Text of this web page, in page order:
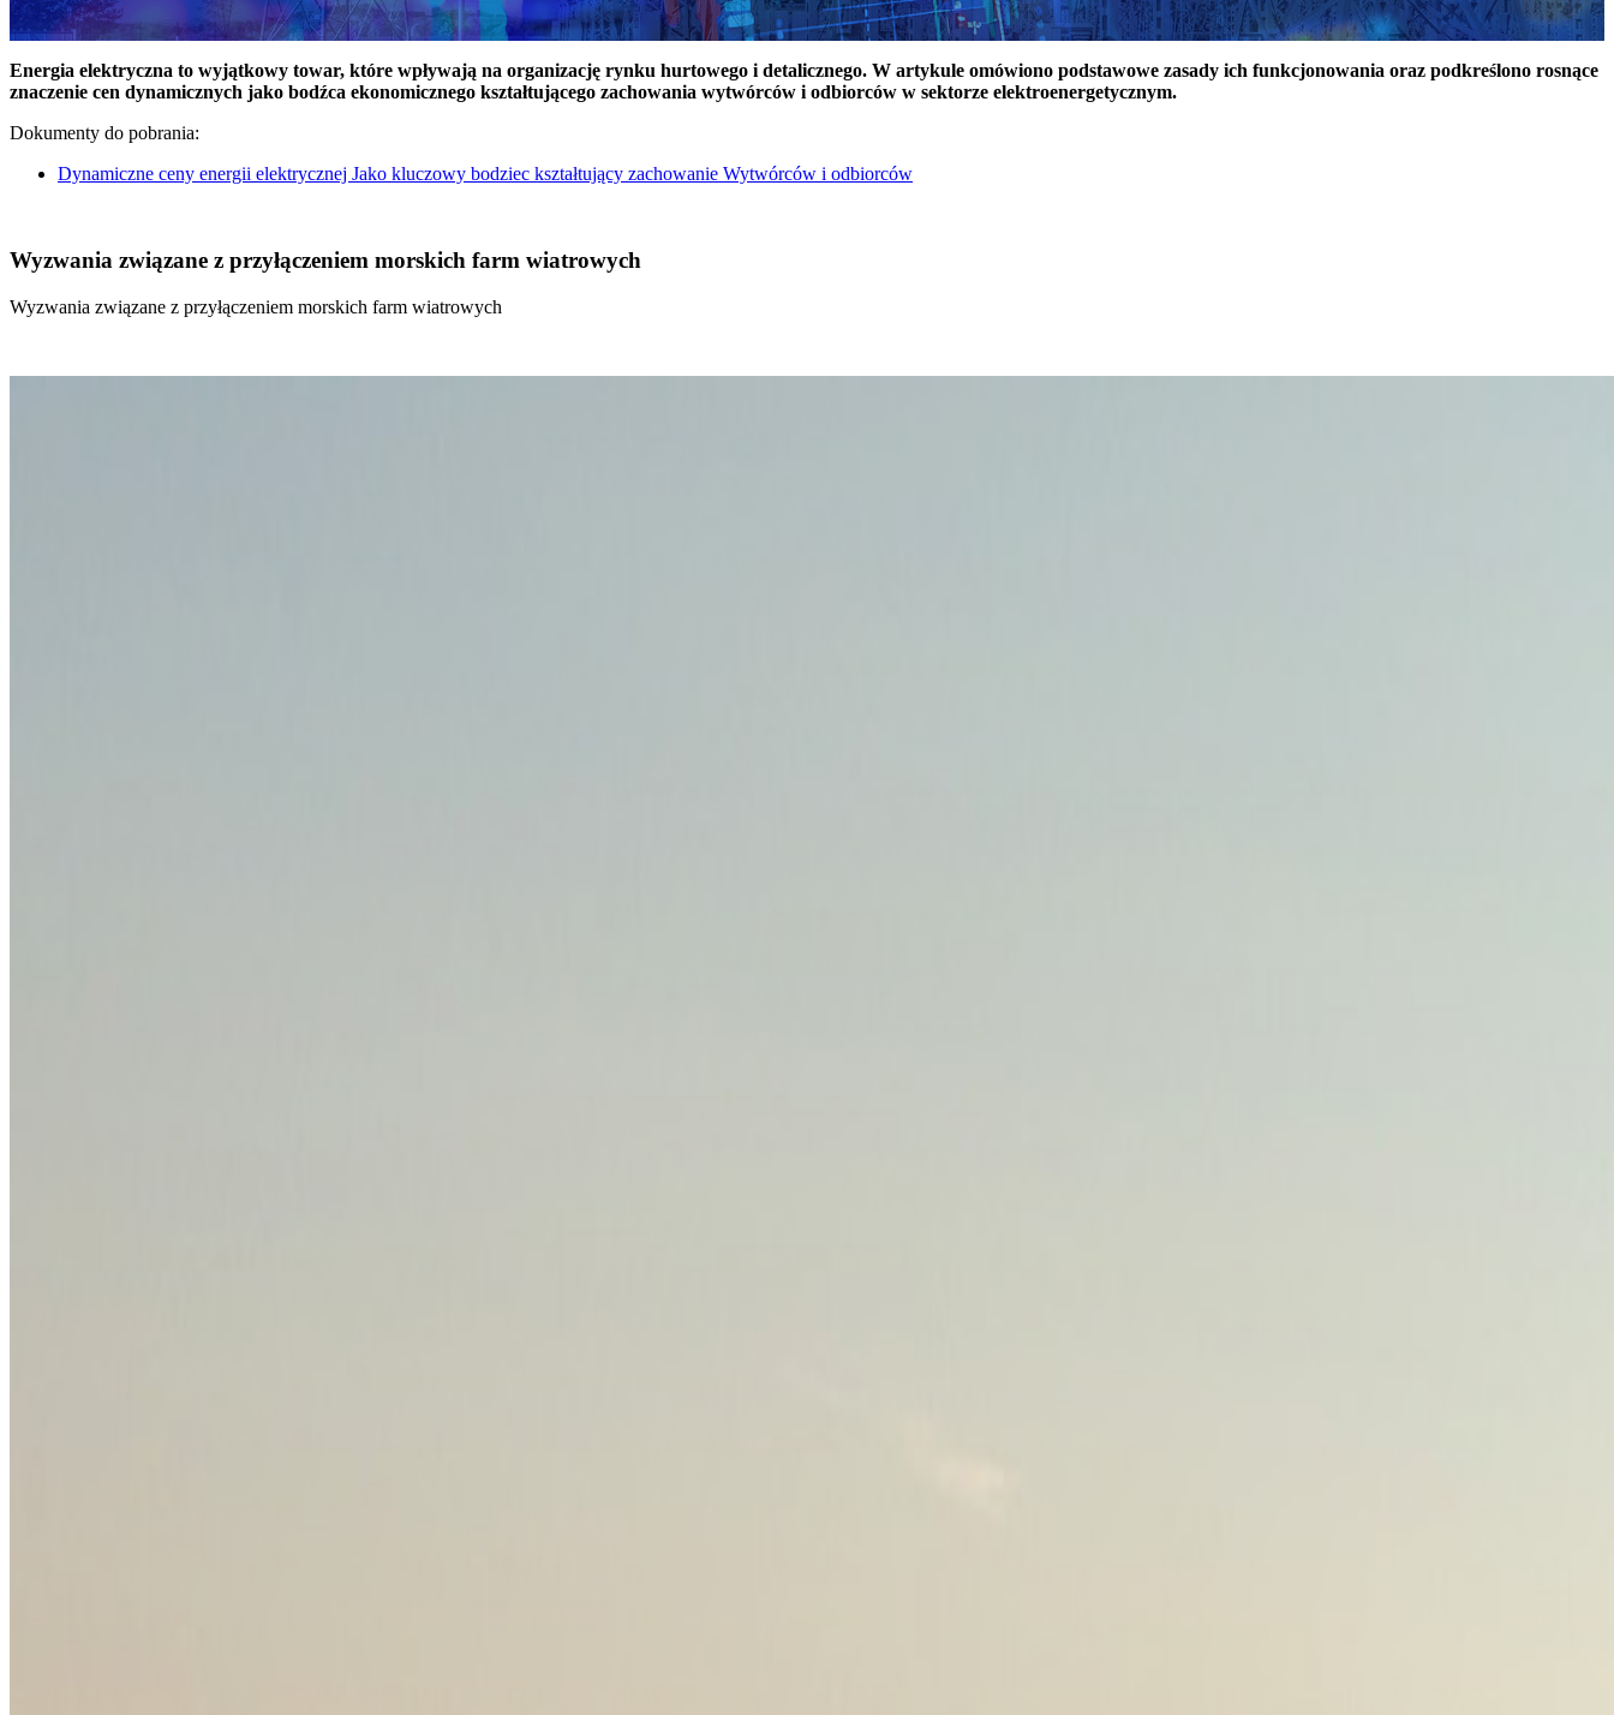
Energia elektryczna to wyjątkowy towar, które wpływają na organizację rynku hurtowego i detalicznego. W artykule omówiono podstawowe zasady ich funkcjonowania oraz podkreślono rosnące
znaczenie cen dynamicznych jako bodźca ekonomicznego kształtującego zachowania wytwórców i odbiorców w sektorze elektroenergetycznym.
Dokumenty do pobrania:
Dynamiczne ceny energii elektrycznej Jako kluczowy bodziec kształtujący zachowanie Wytwórców i odbiorców
Wyzwania związane z przyłączeniem morskich farm wiatrowych
Wyzwania związane z przyłączeniem morskich farm wiatrowych